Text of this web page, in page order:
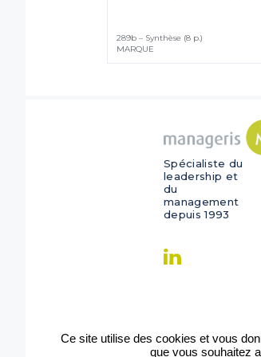
289b – Synthèse (8 p.)
MARQUE
Spécialiste du
leadership et
du
management
depuis 1993
Ce site utilise des cookies et vous
que vous souhaitez